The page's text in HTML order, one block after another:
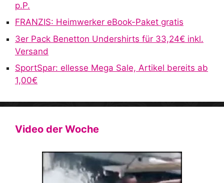
p.P.
FRANZIS: Heimwerker eBook-Paket gratis
3er Pack Benetton Undershirts für 33,24€ inkl.
Versand
SportSpar: ellesse Mega Sale, Artikel bereits ab
1,00€
Video der Woche